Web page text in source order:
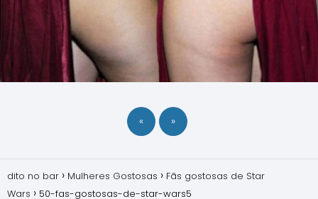
« »
dito no bar Mulheres Gostosas
Fãs gostosas de Star
Wars
50-fas-gostosas-de-star-wars5